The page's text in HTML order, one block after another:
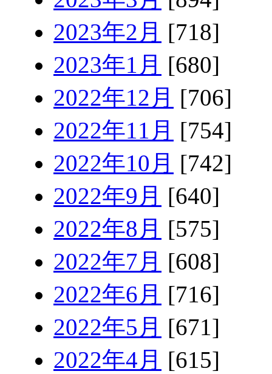
2023年2月 [718]
2023年1月 [680]
2022年12月 [706]
2022年11月 [754]
2022年10月 [742]
2022年9月 [640]
2022年8月 [575]
2022年7月 [608]
2022年6月 [716]
2022年5月 [671]
2022年4月 [615]